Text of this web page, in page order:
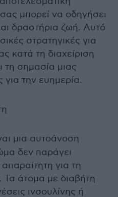
μπορεί να οδηγήσει
δραστήρια ζωή. Αυτό
στρατηγικές για
κατά τη διαχείριση
τη σημασία μιας
για την ευημερία.
μια αυτοάνοση
δεν παράγει
για τη
Τα άτομα με διαβήτη
ινσουλίνης ή